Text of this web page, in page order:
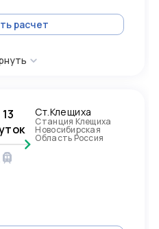
расчет
13
Ст.Клещиха
Станция Клещиха
Новосибирская
Область Россия